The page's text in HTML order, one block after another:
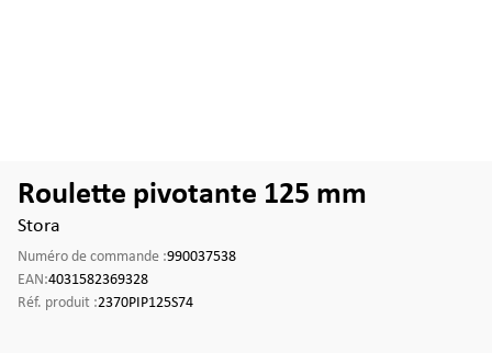
Roulette pivotante 125 mm
Stora
Numéro de commande :990037538
EAN:4031582369328
Réf. produit :2370PIP125S74